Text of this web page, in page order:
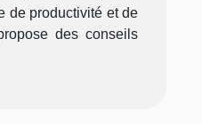
de productivité et de
des conseils